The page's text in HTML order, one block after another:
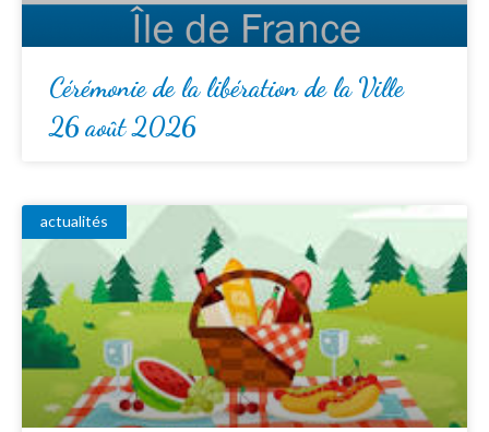
Cérémonie de la libération de la Ville
26 août 2026
actualités